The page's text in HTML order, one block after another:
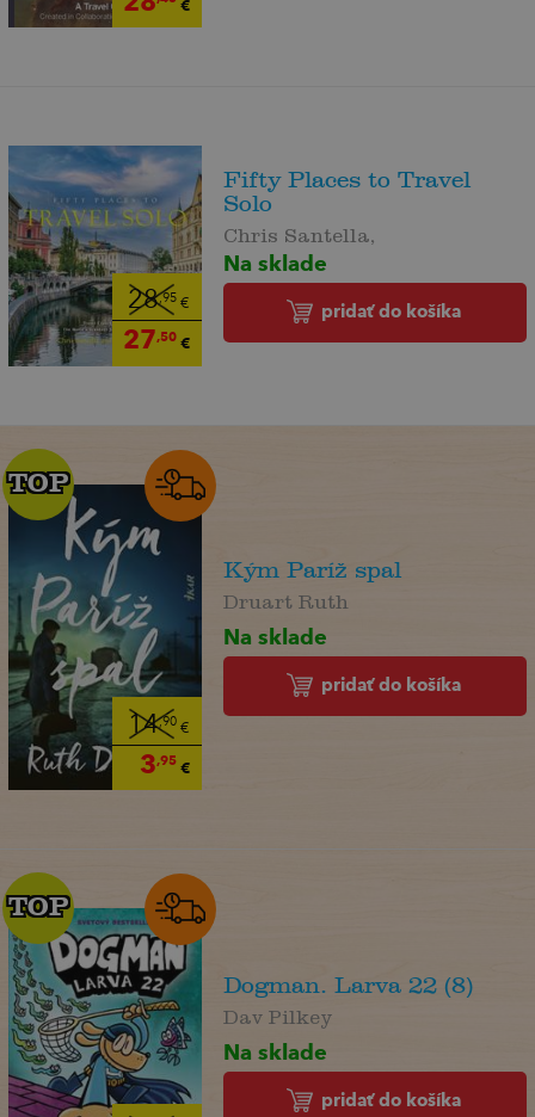
€
28,95€
27,50€
Fifty Places to Travel
Solo
Chris Santella,
Na sklade
pridať do košíka
14,90€
3,95€
TOP
TOP
Kým Paríž spal
Druart Ruth
Na sklade
pridať do košíka
TOP
TOP
Dogman. Larva 22 (8)
Dav Pilkey
Na sklade
pridať do košíka